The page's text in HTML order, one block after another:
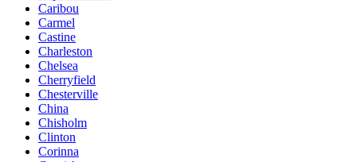
Caribou
Carmel
Castine
Charleston
Chelsea
Cherryfield
Chesterville
China
Chisholm
Clinton
Corinna